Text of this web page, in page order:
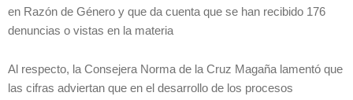
en Razón de Género y que da cuenta que se han recibido 176
denuncias o vistas en la materia
Al respecto, la Consejera Norma de la Cruz Magaña lamentó que
las cifras adviertan que en el desarrollo de los procesos